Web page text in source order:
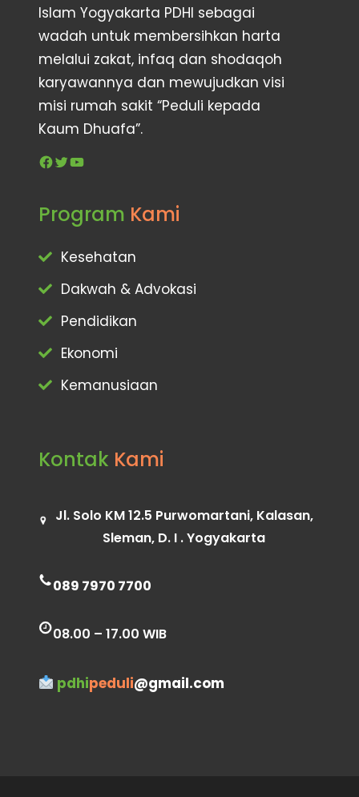
Islam Yogyakarta PDHI sebagai
wadah untuk membersihkan harta
melalui zakat, infaq dan shodaqoh
karyawannya dan mewujudkan visi
misi rumah sakit “Peduli kepada
Kaum Dhuafa”.
Facebook Twitter YouTube
Program Kami
Kesehatan
Dakwah & Advokasi
Pendidikan
Ekonomi
Kemanusiaan
Kontak Kami
Jl. Solo KM 12.5 Purwomartani, Kalasan,
Sleman, D. I . Yogyakarta
089 7970 7700
08.00 – 17.00 WIB
pdhipeduli@gmail.com